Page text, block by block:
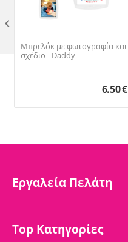
Μπρελόκ με φωτογραφία και
σχέδιο - Daddy
6.50€

Εργαλεία Πελάτη
Top Κατηγορίες